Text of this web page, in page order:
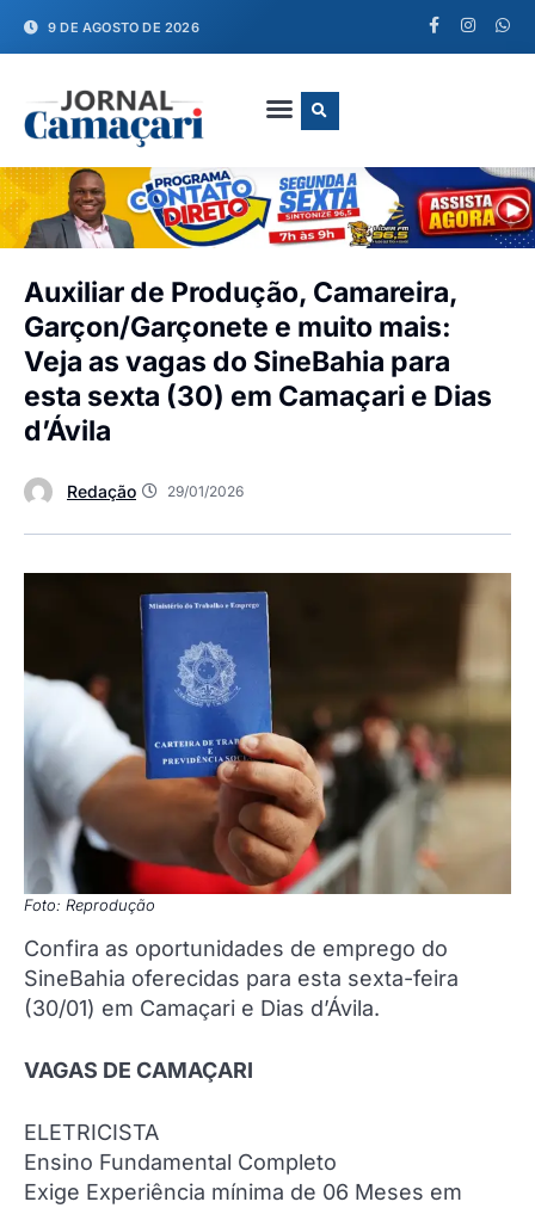
9 DE AGOSTO DE 2026
Auxiliar de Produção, Camareira,
Garçon/Garçonete e muito mais:
Veja as vagas do SineBahia para
esta sexta (30) em Camaçari e Dias
d’Ávila
Redação 29/01/2026
Foto: Reprodução
Confira as oportunidades de emprego do
SineBahia oferecidas para esta sexta-feira
(30/01) em Camaçari e Dias d’Ávila.
VAGAS DE CAMAÇARI
ELETRICISTA
Ensino Fundamental Completo
Exige Experiência mínima de 06 Meses em